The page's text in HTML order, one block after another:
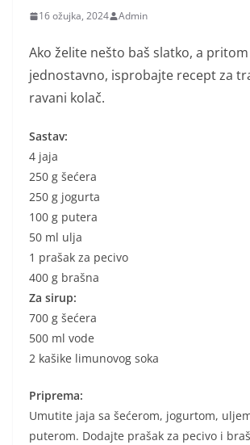
16 ožujka, 2024 Admin
Ako želite nešto baš slatko, a
jednostavno, isprobajte recept za
ravani kolač.
Sastav:
4 jaja
250 g šećera
250 g jogurta
100 g putera
50 ml ulja
1 prašak za pecivo
400 g brašna
Za sirup:
700 g šećera
500 ml vode
2 kašike limunovog soka
Priprema:
Umutite jaja sa šećerom, jogurtom,
puterom. Dodajte prašak za pecivo i